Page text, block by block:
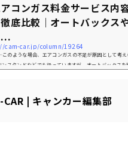
グカーの車検、まず注目すべきは「分類番号」キャンピ
コンガス料金サービス内
底比較｜オートバックス
cam-car.jp/column/19264
のような場合、エアコンガスの不足が原因として考え
ンスタンドなどでも行っていますが、オートバックスを
ンド、車販売店などを比較しながら解説していきます。
ず公式ホームページを確認してください。車のエアコン
エアコンガスは冷媒とし...
CAR | キャンカー編集部